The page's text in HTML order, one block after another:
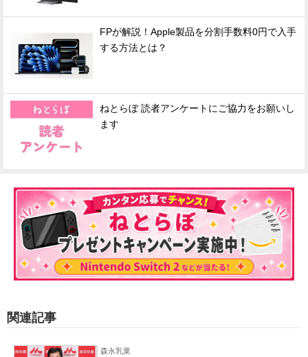
FPが解説！Apple製品を分割手数料0円で入手
する方法とは？
ねとらぼ 読者アンケートにご協力をお願いし
ます
関連記事
森永乳業